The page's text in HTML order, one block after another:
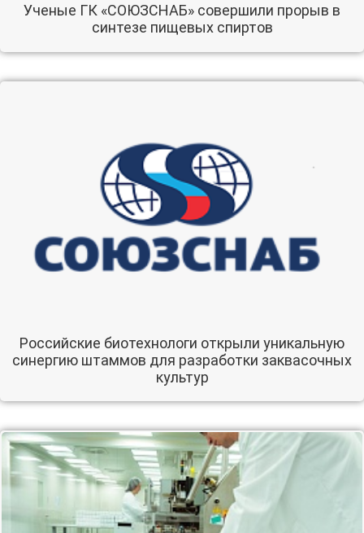
Ученые ГК «СОЮЗСНАБ» совершили прорыв в
синтезе пищевых спиртов
Российские биотехнологи открыли уникальную
синергию штаммов для разработки заквасочных
культур